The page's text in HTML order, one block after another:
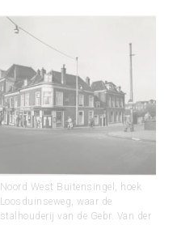
Noord West Buitensingel, hoek
Loosduinseweg, waar de
stalhouderij van de Gebr. Van der